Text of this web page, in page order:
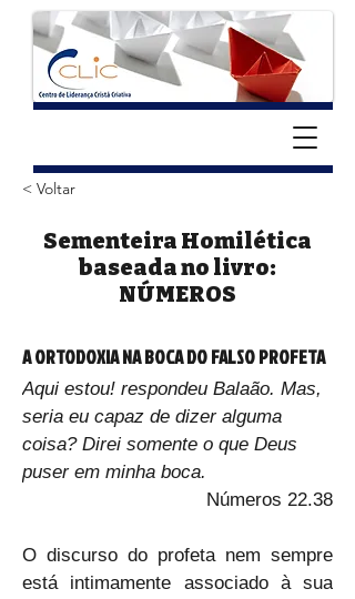
< Voltar
Sementeira Homilética
baseada no livro:
NÚMEROS
A ORTODOXIA NA BOCA DO FALSO PROFETA
Aqui estou! respondeu Balaão. Mas,
seria eu capaz de dizer alguma
coisa? Direi somente o que Deus
puser em minha boca.
Números 22.38
O discurso do profeta nem sempre
está intimamente associado à sua